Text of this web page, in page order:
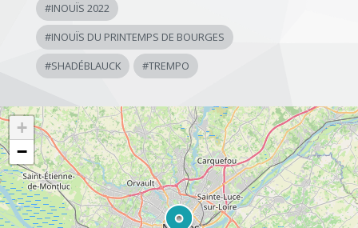
#INOUÏS 2022
#INOUÏS DU PRINTEMPS DE BOURGES
#SHADÉBLAUCK #TREMPO
+
−